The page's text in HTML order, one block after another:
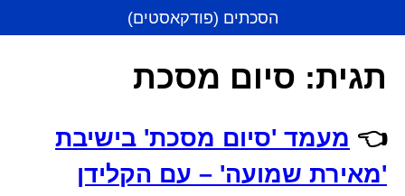
הסכתים (פודקאסטים)
תגית: סיום מסכת
👈 מעמד 'סיום מסכת' בישיבת
'מאירת שמועה' – עם הקלידן